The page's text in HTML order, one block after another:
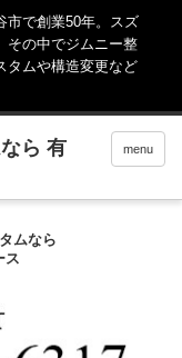
市で創業50年。スズ
その中でジムニー整
タムや構造変更など
menu
ムなら
ス